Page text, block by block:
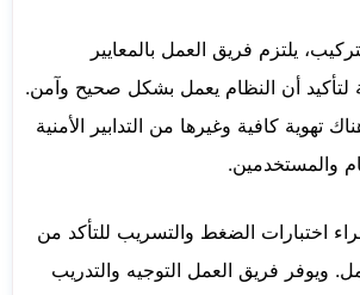
يلتزم فريق العمل بالمعايير
لتأكيد أن النظام يعمل بشكل صحيح وآمن.
تهوية كافية وغيرها من التدابير الأمنية
والمستخدمين.
اختبارات الضغط والتسريب للتأكد من
ويوفر فريق العمل التوجيه والتدريب